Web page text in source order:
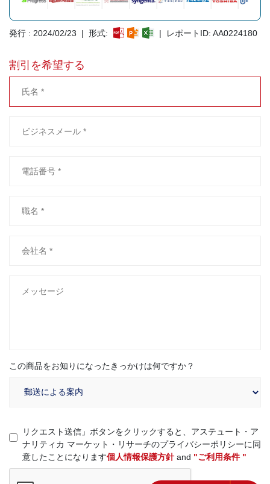
発行 : 2024/02/23 | 形式: | レポートID: AA0224180
割引を希望する
この商品をお知りになったきっかけは何ですか？
リクエスト送信」ボタンをクリックすると、アステュート・ア
ナリティカ マーケット・リサーチのプライバシーポリシーに同
意したことになります個人情報保護方針and "ご利用条件 "